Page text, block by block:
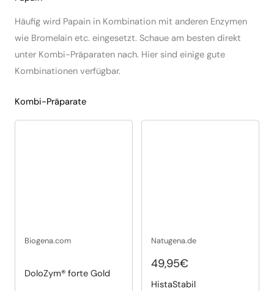
Häufig wird Papain in Kombination mit anderen Enzymen
wie Bromelain etc. eingesetzt. Schaue am besten direkt
unter Kombi-Präparaten nach. Hier sind einige gute
Kombinationen verfügbar.
Kombi-Präparate
Biogena.com
DoloZym® forte Gold
Natugena.de
49,95€
HistaStabil